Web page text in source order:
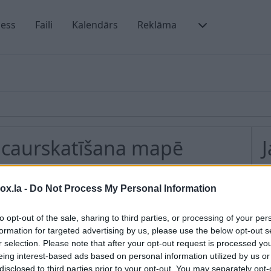
- Do Not Process My Personal Information
opt-out of the sale, sharing to third parties, or processing of your
for targeted advertising by us, please use the below opt-out
selection. Please note that after your opt-out request is processed
interest-based ads based on personal information utilized by us
to third parties prior to your opt-out. You may separately
Faili Kalendārs Reklāma
mapē
vēstules noteiktajā mapē. Lai to izdarītu:
nosaukumam ir atrodams cipars, kas parādā
ar visām neizlasītām vēstulēm šajā mapē.